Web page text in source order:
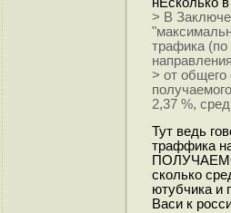
> В
трафика
> от
2,37 %,
Тут ведь
траффика
сколько
ютубчика и
Васи к